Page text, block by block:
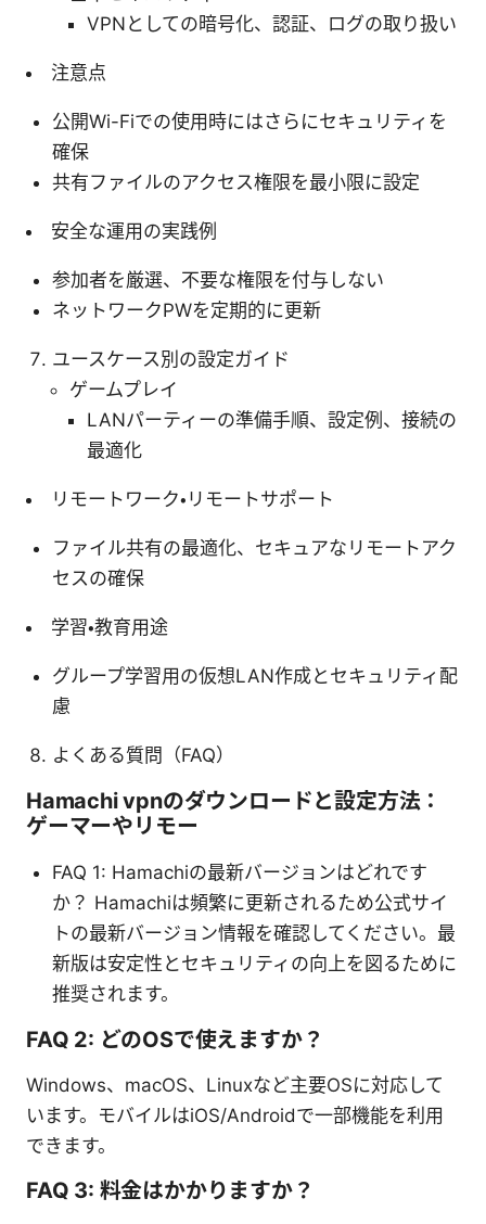
VPNとしての暗号化、認証、ログの取り扱い
注意点
公開Wi-Fiでの使用時にはさらにセキュリティを
確保
共有ファイルのアクセス権限を最小限に設定
安全な運用の実践例
参加者を厳選、不要な権限を付与しない
ネットワークPWを定期的に更新
ユースケース別の設定ガイド
ゲームプレイ
LANパーティーの準備手順、設定例、接続の
最適化
リモートワーク・リモートサポート
ファイル共有の最適化、セキュアなリモートアク
セスの確保
学習・教育用途
グループ学習用の仮想LAN作成とセキュリティ配
慮
よくある質問（FAQ）
Hamachi vpnのダウンロードと設定方法：
ゲーマーやリモー
FAQ 1: Hamachiの最新バージョンはどれです
か？ Hamachiは頻繁に更新されるため公式サイ
トの最新バージョン情報を確認してください。最
新版は安定性とセキュリティの向上を図るために
推奨されます。
FAQ 2: どのOSで使えますか？
Windows、macOS、Linuxなど主要OSに対応して
います。モバイルはiOS/Androidで一部機能を利用
できます。
FAQ 3: 料金はかかりますか？